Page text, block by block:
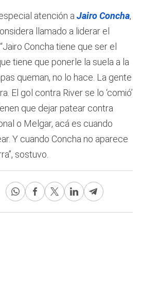
atención a Jairo Concha,
llamado a liderar el
Concha tiene que ser el
tiene que ponerle la suela a la
queman, no lo hace. La gente
El gol contra River se lo ‘comió’
que dejar patear contra
o Melgar, acá es cuando
Y cuando Concha no aparece
sostuvo.